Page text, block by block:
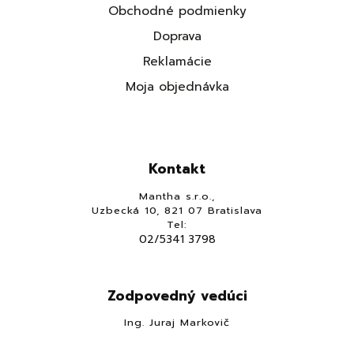
Obchodné podmienky
Doprava
Reklamácie
Moja objednávka
Kontakt
Mantha s.r.o.,
Uzbecká 10, 821 07 Bratislava
Tel:
02/5341 3798
Zodpovedný vedúci
Ing. Juraj Markovič